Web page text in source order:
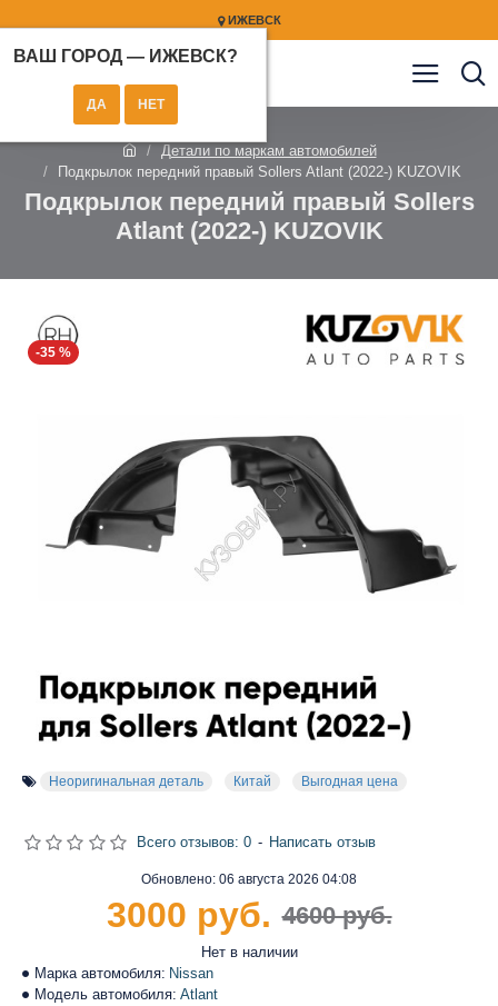
ИЖЕВСК
ВАШ ГОРОД — ИЖЕВСК?
Детали по маркам автомобилей
Подкрылок передний правый Sollers Atlant (2022-) KUZOVIK
Подкрылок передний правый Sollers
Atlant (2022-) KUZOVIK
-35 %
Неоригинальная деталь Китай Выгодная цена
Марка автомобиля: Nissan
Модель автомобиля: Atlant
Обновлено: 06 августа 2026 04:08
Нет в наличии
Всего отзывов: 0 - Написать отзыв
4600 руб.
3000 руб.